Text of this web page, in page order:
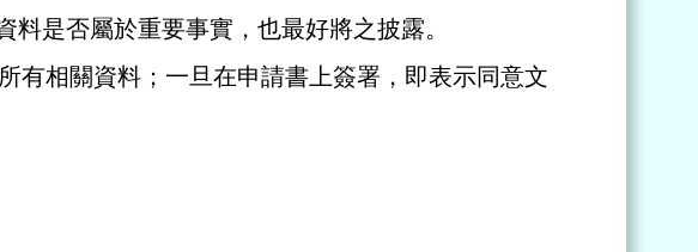
是否屬於重要事實，也最好將之披露。
有相關資料；一旦在申請書上簽署，即表示同意文